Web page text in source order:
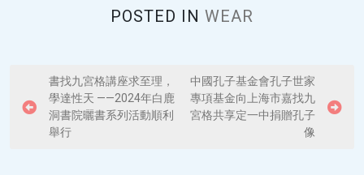
POSTED IN WEAR
o
書找九宮格講座求至理，
學達性天 ——2024年白鹿
洞書院曬書系列活動順利
舉行
中國孔子基金會孔子世家
專項基金向上海市嘉找九
宮格共享定一中捐贈孔子
像